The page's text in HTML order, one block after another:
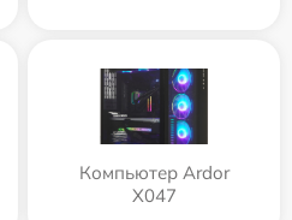
Компьютер Ardor
X047